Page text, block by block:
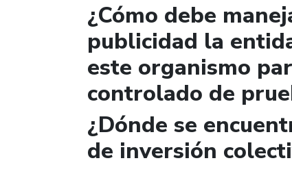
¿Cómo debe
publicidad la
este organismo
controlado de
¿Dónde se
de inversión